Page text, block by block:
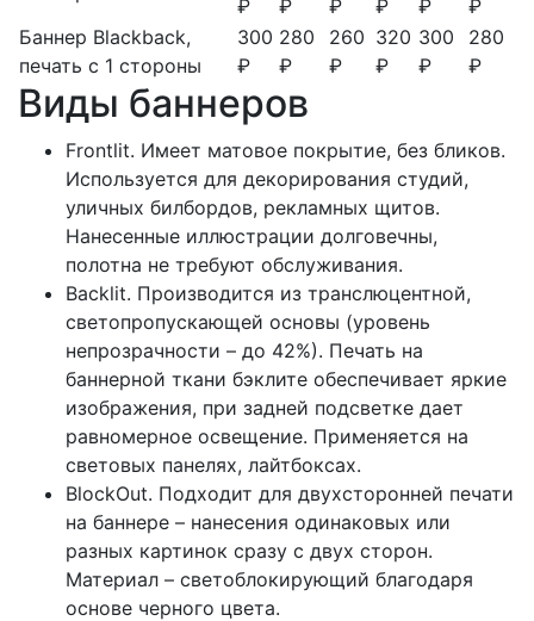
₽
₽
₽
₽
₽
₽
Баннер Blackback,
печать с 1 стороны
300
₽
280
₽
260
₽
320
₽
300
₽
280
₽
Виды баннеров
Frontlit. Имеет матовое покрытие, без бликов.
Используется для декорирования студий,
уличных билбордов, рекламных щитов.
Нанесенные иллюстрации долговечны,
полотна не требуют обслуживания.
Backlit. Производится из транслюцентной,
светопропускающей основы (уровень
непрозрачности – до 42%). Печать на
баннерной ткани бэклите обеспечивает яркие
изображения, при задней подсветке дает
равномерное освещение. Применяется на
световых панелях, лайтбоксах.
BlockOut. Подходит для двухсторонней печати
на баннере – нанесения одинаковых или
разных картинок сразу с двух сторон.
Материал – светоблокирующий благодаря
основе черного цвета.